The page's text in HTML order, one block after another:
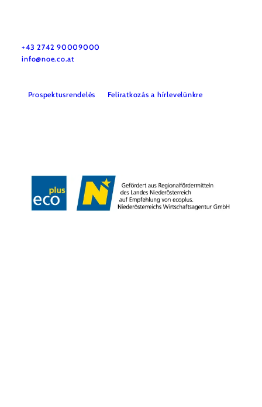
+43 2742 90009000
info@noe.co.at
Prospektusrendelés Feliratkozás a hírlevelünkre